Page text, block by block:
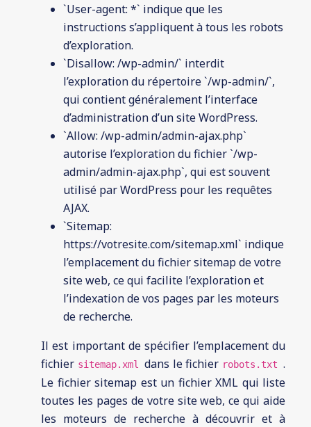
`User-agent: *` indique que les
instructions s’appliquent à tous les robots
d’exploration.
`Disallow: /wp-admin/` interdit
l’exploration du répertoire `/wp-admin/`,
qui contient généralement l’interface
d’administration d’un site WordPress.
`Allow: /wp-admin/admin-ajax.php`
autorise l’exploration du fichier `/wp-
admin/admin-ajax.php`, qui est souvent
utilisé par WordPress pour les requêtes
AJAX.
`Sitemap:
https://votresite.com/sitemap.xml` indique
l’emplacement du fichier sitemap de votre
site web, ce qui facilite l’exploration et
l’indexation de vos pages par les moteurs
de recherche.
Il est important de spécifier l’emplacement du
fichier sitemap.xmldans le fichier robots.txt .
Le fichier sitemap est un fichier XML qui liste
toutes les pages de votre site web, ce qui aide
les moteurs de recherche à découvrir et à